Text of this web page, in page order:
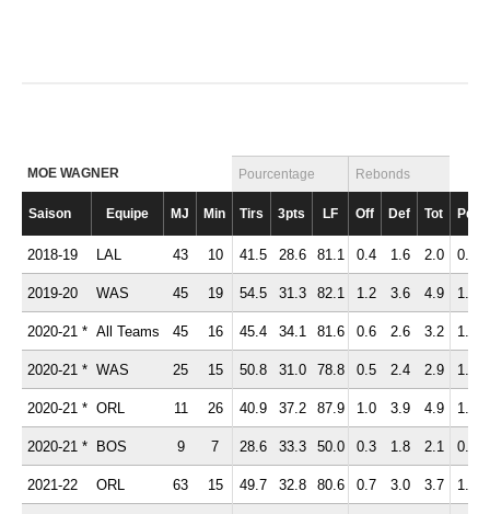
MOE WAGNER Pourcentage Rebonds
Saison Equipe MJ Min Tirs 3pts LF Off Def Tot Pd
2018-19 LAL 43 10 41.5 28.6 81.1 0.4 1.6 2.0 0.6
2019-20 WAS 45 19 54.5 31.3 82.1 1.2 3.6 4.9 1.2
2020-21 * All Teams 45 16 45.4 34.1 81.6 0.6 2.6 3.2 1.1
2020-21 * WAS 25 15 50.8 31.0 78.8 0.5 2.4 2.9 1.3
2020-21 * ORL 11 26 40.9 37.2 87.9 1.0 3.9 4.9 1.1
2020-21 * BOS 9 7 28.6 33.3 50.0 0.3 1.8 2.1 0.7
2021-22 ORL 63 15 49.7 32.8 80.6 0.7 3.0 3.7 1.4